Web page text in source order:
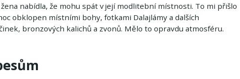
nabídla, že mohu spát v její modlitební místnosti. To mi přišlo
obklopen místními bohy, fotkami Dalajlámy a dalších
bronzových kalichů a zvonů. Mělo to opravdu atmosféru.